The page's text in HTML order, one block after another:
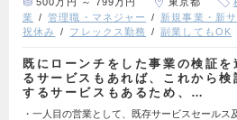
業
管理職・マネジャー 新規事業・新
祝休み
フレックス勤務 副業してもOK
既にローンチをした事業の検証を
るサービスもあれば、これから検
するサービスもあるため、…
・一人目の営業として、既存サービスセールス